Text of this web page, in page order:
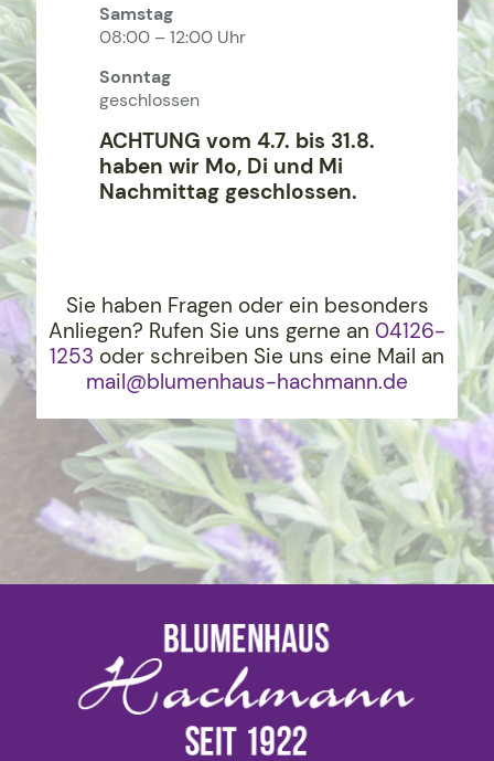
Samstag
08:00 – 12:00 Uhr
Sonntag
geschlossen
ACHTUNG vom 4.7. bis 31.8.
haben wir Mo, Di und Mi
Nachmittag geschlossen.
Sie haben Fragen oder ein besonders
Anliegen? Rufen Sie uns gerne an 04126-
1253 oder schreiben Sie uns eine Mail an
mail@blumenhaus-hachmann.de